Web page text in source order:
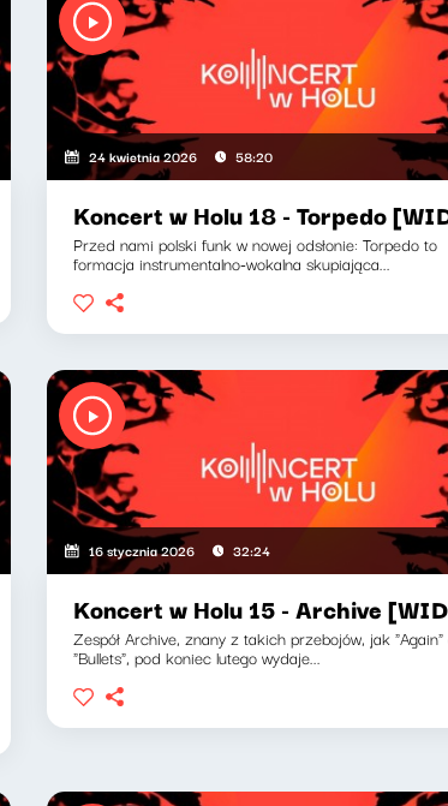
24 kwietnia 2026 58:20
Koncert w Holu 18 - Torpedo
Przed nami polski funk w nowej odsłonie: Torpedo to
formacja instrumentalno-wokalna skupiająca...
16 stycznia 2026 32:24
Koncert w Holu 15 - Archive
Zespół Archive, znany z takich przebojów, jak
"Bullets", pod koniec lutego wydaje...